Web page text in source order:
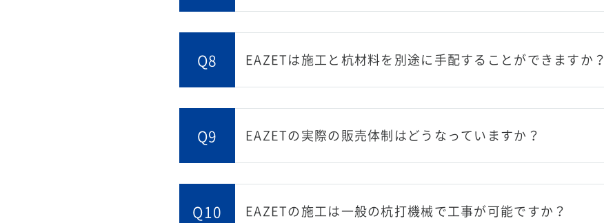
Q8 EAZETは施工と杭材料を別途に手配することができますか？
Q9 EAZETの実際の販売体制はどうなっていますか？
Q10 EAZETの施工は一般の杭打機械で工事が可能ですか？